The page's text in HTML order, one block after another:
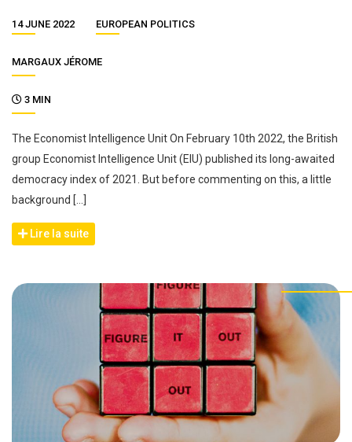
14 JUNE 2022 EUROPEAN POLITICS
MARGAUX JÉROME
3 MIN
The Economist Intelligence Unit On February 10th 2022, the British
group Economist Intelligence Unit (EIU) published its long-awaited
democracy index of 2021. But before commenting on this, a little
background […]
Lire la suite